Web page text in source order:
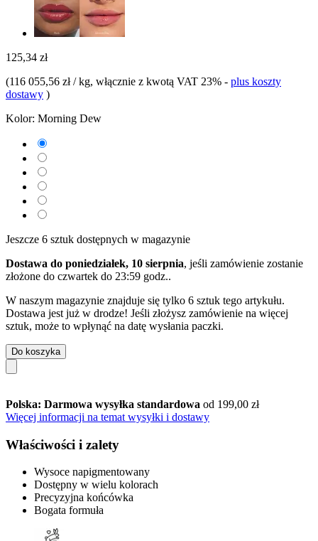
125,34 zł
(116 055,56 zł / kg, włącznie z kwotą VAT 23% - plus koszty
dostawy )
Kolor: Morning Dew
Jeszcze 6 sztuk dostępnych w magazynie
Dostawa do poniedziałek, 10 sierpnia, jeśli zamówienie zostanie
złożone do czwartek do 23:59 godz..
W naszym magazynie znajduje się tylko 6 sztuk tego artykułu.
Dostawa jest już w drodze! Jeśli złożysz zamówienie na więcej
sztuk, może to wpłynąć na datę wysłania paczki.
Do koszyka
Polska: Darmowa wysyłka standardowa od 199,00 zł
Więcej informacji na temat wysyłki i dostawy
Właściwości i zalety
Wysoce napigmentowany
Dostępny w wielu kolorach
Precyzyjna końcówka
Bogata formuła